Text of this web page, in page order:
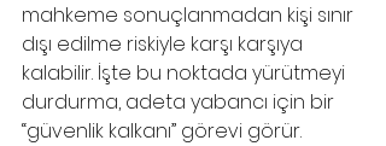
mahkeme sonuçlanmadan kişi sınır
dışı edilme riskiyle karşı karşıya
kalabilir. İşte bu noktada yürütmeyi
durdurma, adeta yabancı için bir
“güvenlik kalkanı” görevi görür.